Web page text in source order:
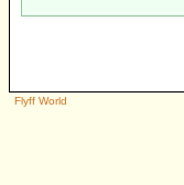
Flyff World